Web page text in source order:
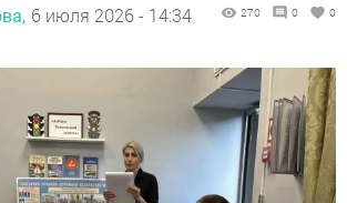
6 июля 2026 - 14:34 270 0 0